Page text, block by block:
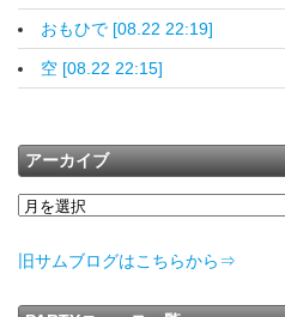
おもひで [08.22 22:19]
空 [08.22 22:15]
アーカイブ
旧サムブログはこちらから⇒